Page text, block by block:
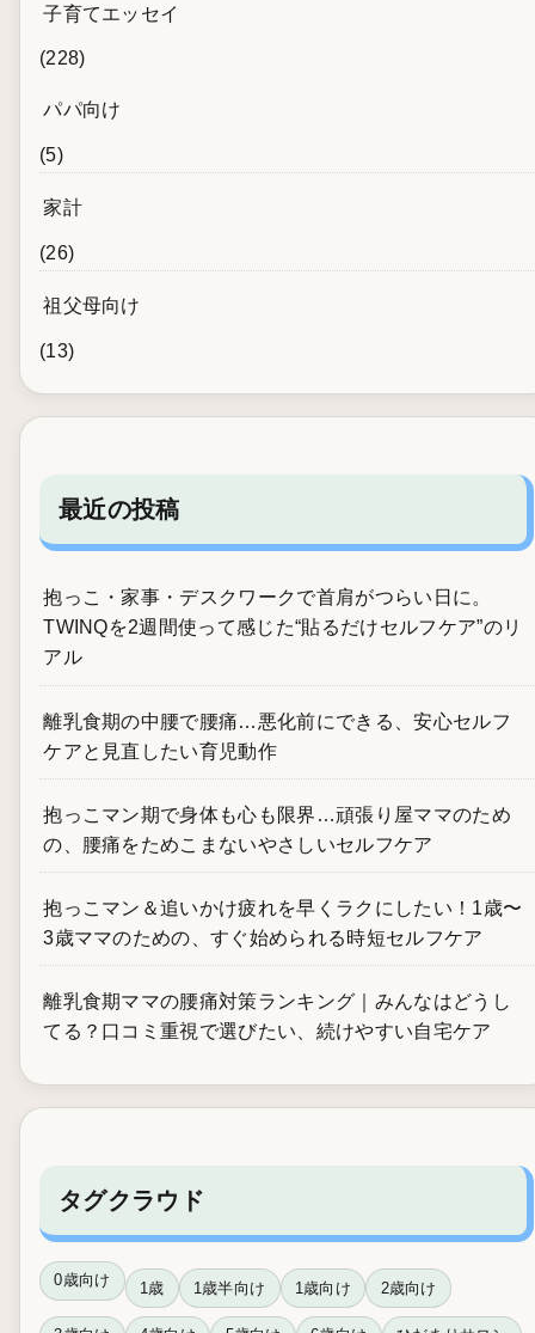
子育てエッセイ
(228)
パパ向け
(5)
家計
(26)
祖父母向け
(13)
最近の投稿
抱っこ・家事・デスクワークで首肩がつらい日に。
TWINQを2週間使って感じた“貼るだけセルフケア”のリ
アル
離乳食期の中腰で腰痛…悪化前にできる、安心セルフ
ケアと見直したい育児動作
抱っこマン期で身体も心も限界…頑張り屋ママのため
の、腰痛をためこまないやさしいセルフケア
抱っこマン＆追いかけ疲れを早くラクにしたい！1歳〜
3歳ママのための、すぐ始められる時短セルフケア
離乳食期ママの腰痛対策ランキング｜みんなはどうし
てる？口コミ重視で選びたい、続けやすい自宅ケア
タグクラウド
0歳向け 1歳 1歳半向け 1歳向け 2歳向け